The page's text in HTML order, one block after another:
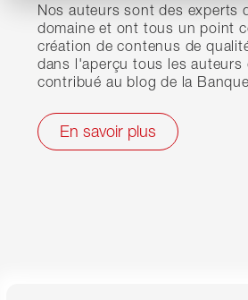
Nos auteurs sont des experts
domaine et ont tous un point
création de contenus de
dans l'aperçu tous les auteurs
contribué au blog de la Banque
En savoir plus